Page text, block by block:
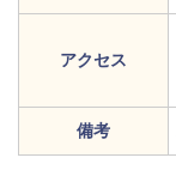
アクセス
備考